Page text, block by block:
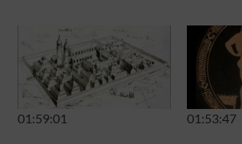
01:59:01 01:53:47